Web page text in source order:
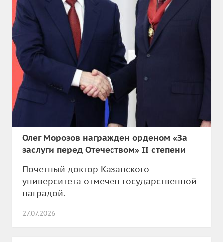
Олег Морозов награжден орденом «За
заслуги перед Отечеством» II степени
Почетный доктор Казанского
университета отмечен государственной
наградой.
27.07.2026